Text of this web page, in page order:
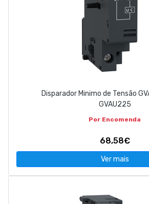
Disparador Minimo de Tensão
GVAU225
Por Encomenda
68,58€
Ver mais